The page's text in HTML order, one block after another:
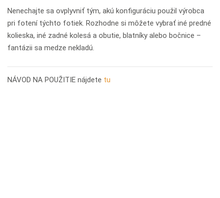
Nenechajte sa ovplyvniť tým, akú konfiguráciu použil výrobca
pri fotení týchto fotiek. Rozhodne si môžete vybrať iné predné
kolieska, iné zadné kolesá a obutie, blatníky alebo bočnice –
fantázii sa medze nekladú.
NÁVOD NA POUŽITIE nájdete tu